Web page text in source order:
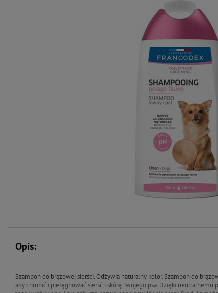
Opis:
Szampon do brązowej sierści. Odżywia naturalny kolor. Szampon do
aby chronić i pielęgnować sierść i skórę Twojego psa. Dzięki neutralnemu